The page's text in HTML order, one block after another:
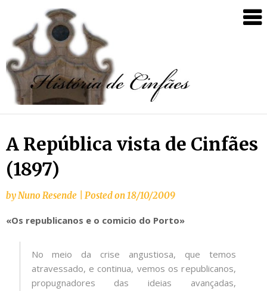
A República vista de Cinfães
(1897)
byNuno Resende Posted on18/10/2009
«Os republicanos e o comicio do Porto»
No meio da crise angustiosa, que temos
atravessado, e continua, vemos os republicanos,
propugnadores das ideias avançadas,